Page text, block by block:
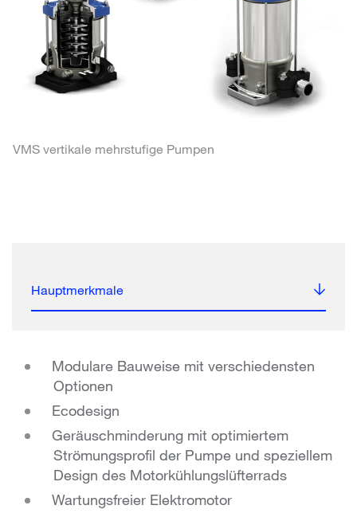
VMS vertikale mehrstufige Pumpen
Hauptmerkmale
Modulare Bauweise mit verschiedensten
Optionen
Ecodesign
Geräuschminderung mit optimiertem
Strömungsprofil der Pumpe und speziellem
Design des Motorkühlungslüfterrads
Wartungsfreier Elektromotor